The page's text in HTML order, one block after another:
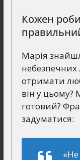
Кожен
Марія
отримати
він у цьому?
готовий?
задуматися: